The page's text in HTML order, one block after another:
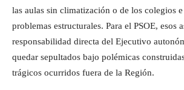
las aulas sin climatización o de los colegios
problemas estructurales. Para el PSOE, esos
responsabilidad directa del Ejecutivo
quedar sepultados bajo polémicas
trágicos ocurridos fuera de la Región.